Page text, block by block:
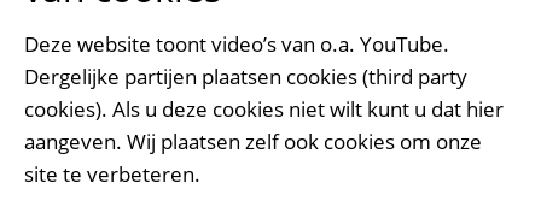
Onderwijs en onderzoek
Onze opleidingen
De Nieuwe Utrechtse School
Stage en opleidingsplaatsen
Research
Deze website toont video’s van o.a. YouTube.
Dergelijke partijen plaatsen cookies (third party
cookies). Als u deze cookies niet wilt kunt u dat hier
aangeven. Wij plaatsen zelf ook cookies om onze
site te verbeteren.